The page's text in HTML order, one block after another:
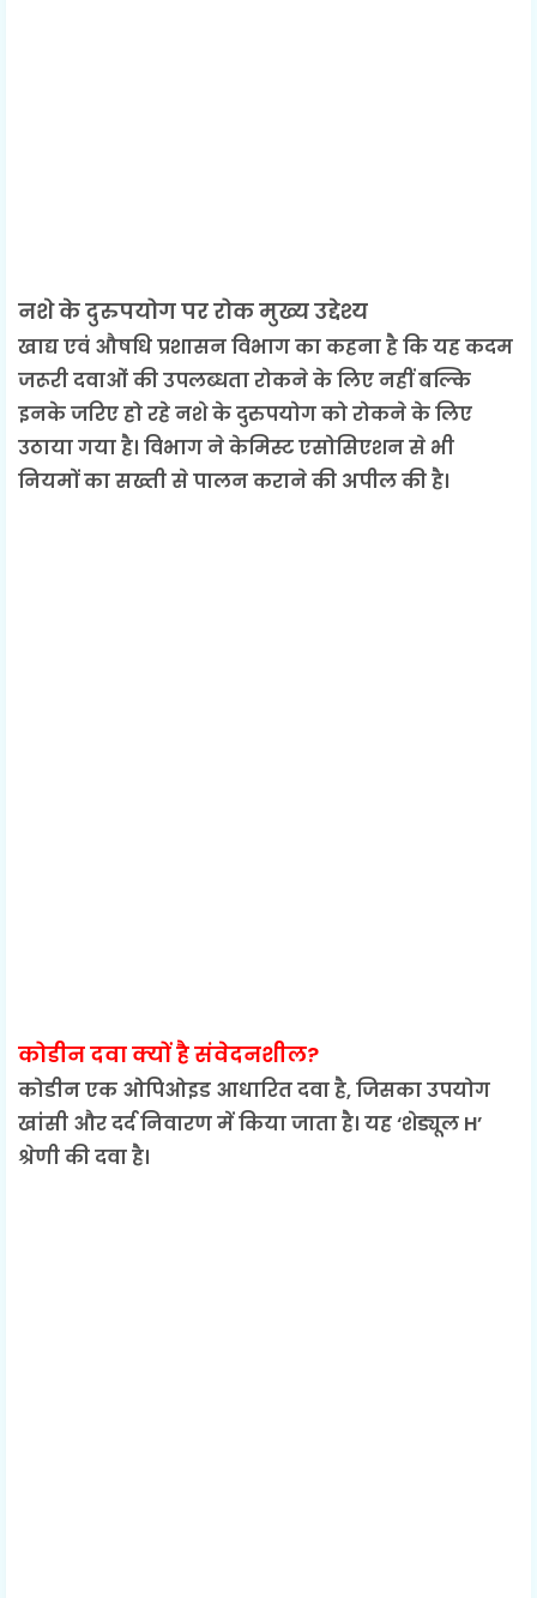
नशे के दुरुपयोग पर रोक मुख्य उद्देश्य
खाद्य एवं औषधि प्रशासन विभाग का कहना है कि यह कदम
जरूरी दवाओं की उपलब्धता रोकने के लिए नहीं बल्कि
इनके जरिए हो रहे नशे के दुरुपयोग को रोकने के लिए
उठाया गया है। विभाग ने केमिस्ट एसोसिएशन से भी
नियमों का सख्ती से पालन कराने की अपील की है।
कोडीन दवा क्यों है संवेदनशील?
कोडीन एक ओपिओइड आधारित दवा है, जिसका उपयोग
खांसी और दर्द निवारण में किया जाता है। यह ‘शेड्यूल H’
श्रेणी की दवा है।